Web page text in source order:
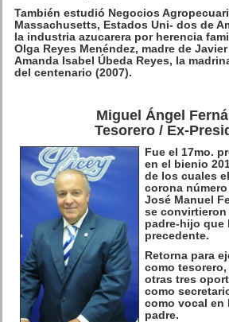
También estudió Negocios
Massachusetts, Estados Uni- dos de
la industria azucarera por herencia
Olga Reyes Menéndez, madre de
Amanda Isabel Úbeda Reyes, la
del centenario (2007).
Miguel Ángel
Tesorero / Ex-
Fue el 17mo.
en el bienio
de los cuales
corona
José Manuel
se convirtieron
padre-hijo que
precedente.
Retorna para
como
otras tres
como
como vocal en
padre.